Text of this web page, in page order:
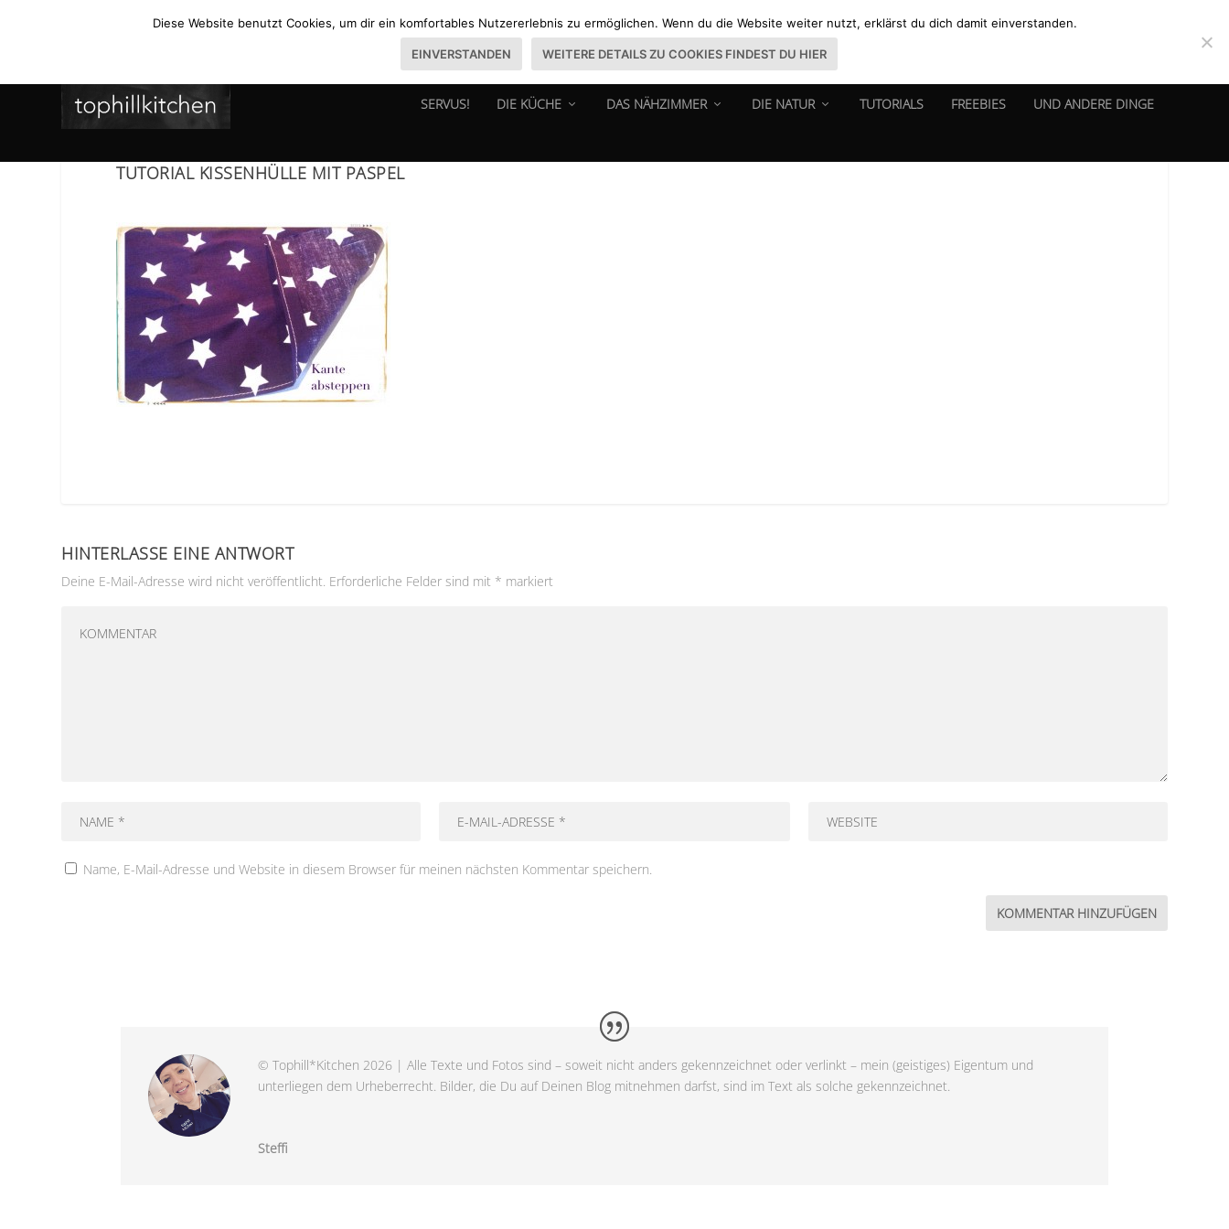
SERVUS! DIE KÜCHE DAS NÄHZIMMER DIE NATUR TUTORIALS FREEBIES UND ANDERE DINGE
TUTORIAL KISSENHÜLLE MIT PASPEL
HINTERLASSE EINE ANTWORT
Deine E-Mail-Adresse wird nicht veröffentlicht. Erforderliche Felder sind mit * markiert
Name, E-Mail-Adresse und Website in diesem Browser für meinen nächsten Kommentar speichern.
© Tophill*Kitchen 2026 | Alle Texte und Fotos sind – soweit nicht anders gekennzeichnet oder verlinkt – mein (geistiges) Eigentum und
unterliegen dem Urheberrecht. Bilder, die Du auf Deinen Blog mitnehmen darfst, sind im Text als solche gekennzeichnet.
Steffi
Diese Website benutzt Cookies, um dir ein komfortables Nutzererlebnis zu ermöglichen. Wenn du die Website weiter nutzt, erklärst du dich damit einverstanden.
EINVERSTANDEN WEITERE DETAILS ZU COOKIES FINDEST DU HIER